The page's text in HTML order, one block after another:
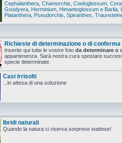
Cephalanthera Chamorchis Coeloglossum
Goodyera Herminium Himantoglossum e Barlia
Platanthera Pseudorchis Spiranthes
Richieste di determinazione o di conferma
Inserite qui tutte le vostre foto da determinare o
appartenenza. Sarà nostra cura spostare
specie determinate.
Casi irrisolti
...in attesa di una soluzione
Ibridi naturali
Quando la natura ci riserva sorprese inattese!